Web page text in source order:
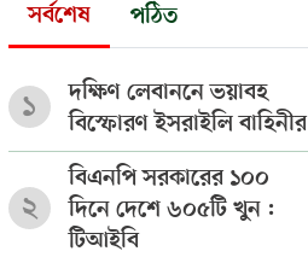
সর্বশেষ পঠিত
১
দক্ষিণ লেবাননে ভয়াবহ
বিস্ফোরণ ইসরাইলি বাহিনীর
২
বিএনপি সরকারের ১০০
দিনে দেশে ৬০৫টি খুন :
টিআইবি